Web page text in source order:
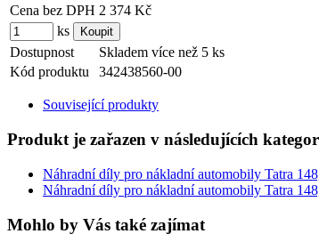
Cena bez DPH 2 374 Kč
ks
Dostupnost
Skladem více než 5 ks
Kód produktu
342438560-00
Související produkty
Produkt je zařazen v následujících
Náhradní díly pro nákladní automobily Tatra
Náhradní díly pro nákladní automobily Tatra
Mohlo by Vás také zajímat